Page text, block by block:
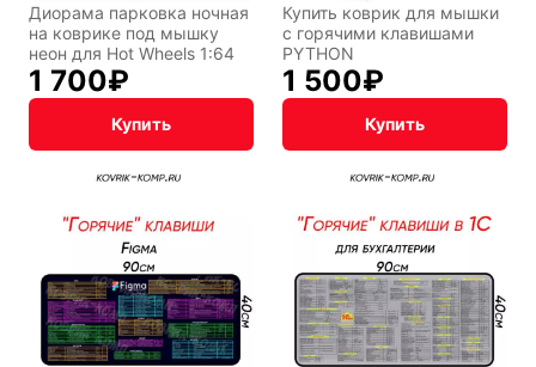
Диорама парковка ночная
на коврике под мышку
неон для Hot Wheels 1:64
1 700₽
Купить
Купить коврик для мышки
с горячими клавишами
PYTHON
1 500₽
Купить